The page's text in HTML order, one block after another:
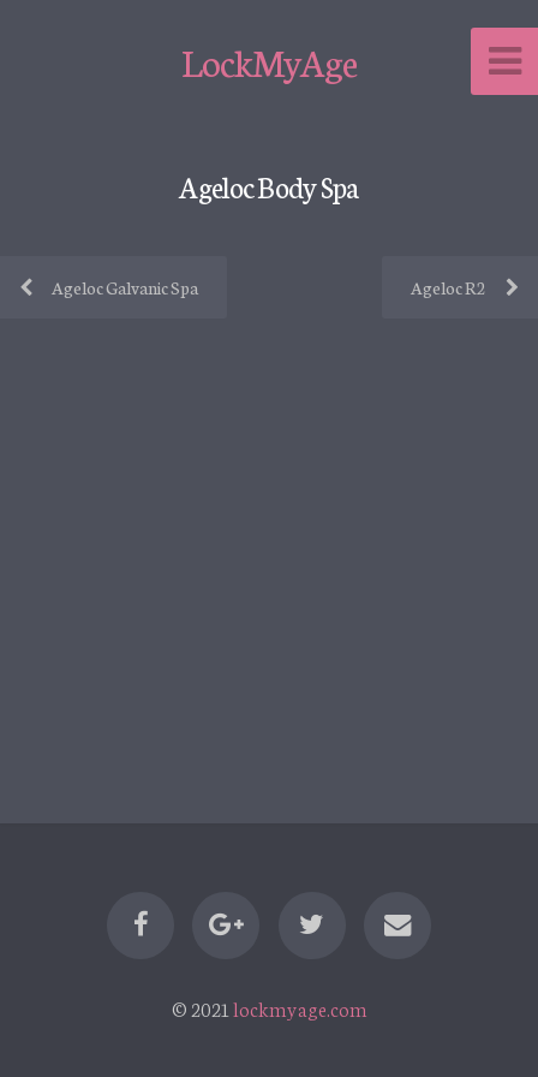
LockMyAge
Ageloc Body Spa
Ageloc Galvanic Spa Ageloc R2
© 2021 lockmyage.com